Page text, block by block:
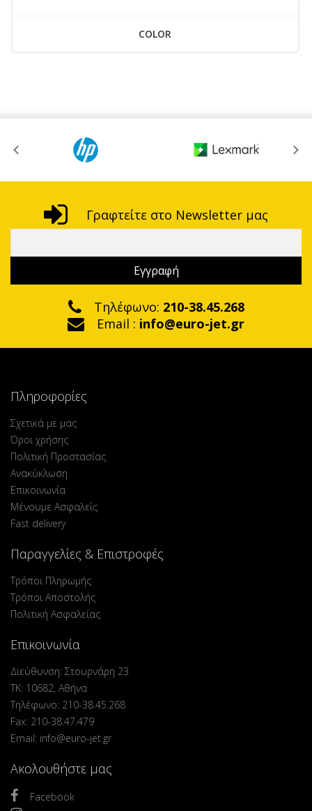
COLOR
Γραφτείτε στο Newsletter μας
Τηλέφωνο: 210-38.45.268
Email : info@euro-jet.gr
Πληροφορίες
Σχετικά με μας
Όροι χρήσης
Πολιτική Προστασίας
Ανακύκλωση
Επικοινωνία
Μένουμε Ασφαλείς
Fast delivery
Παραγγελίες & Επιστροφές
Τρόποι Πληρωμής
Τρόποι Αποστολής
Πολιτική Ασφαλείας
Επικοινωνία
Διεύθυνση: Στουρνάρη 23
ΤΚ: 10682, Αθήνα
Τηλέφωνο: 210-38.45.268
Fax: 210-38.47.479
Email: info@euro-jet.gr
Ακολουθήστε μας
Facebook